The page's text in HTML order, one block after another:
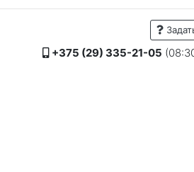
+375 (29) 335-21-05